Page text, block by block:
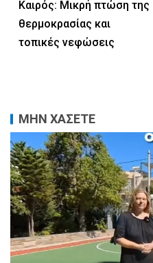
Καιρός: Μικρή πτώση της
θερμοκρασίας και
τοπικές νεφώσεις
ΜΗΝ ΧΑΣΕΤΕ